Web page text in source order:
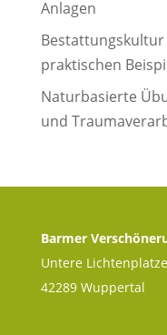
Anlagen
praktischen
Naturbasierte
und
Barmer
Untere
42289 Wuppertal